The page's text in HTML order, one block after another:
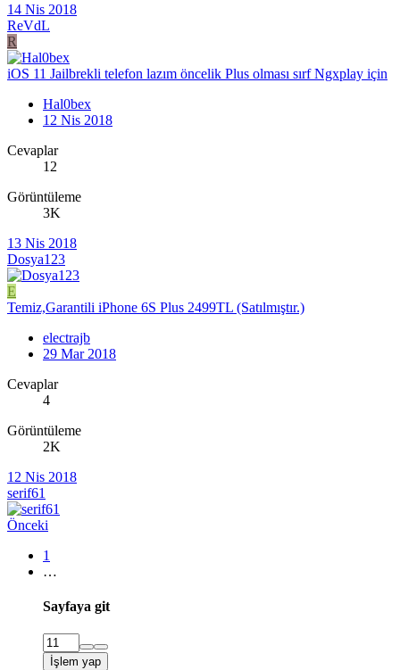
14 Nis 2018
ReVdL
R
iOS 11 Jailbrekli telefon lazım öncelik Plus olması sırf Ngxplay için
Hal0bex
12 Nis 2018
Cevaplar
12
Görüntüleme
3K
13 Nis 2018
Dosya123
E
Temiz,Garantili iPhone 6S Plus 2499TL (Satılmıştır.)
electrajb
29 Mar 2018
Cevaplar
4
Görüntüleme
2K
12 Nis 2018
serif61
Önceki
1
…
Sayfaya git
İşlem yap